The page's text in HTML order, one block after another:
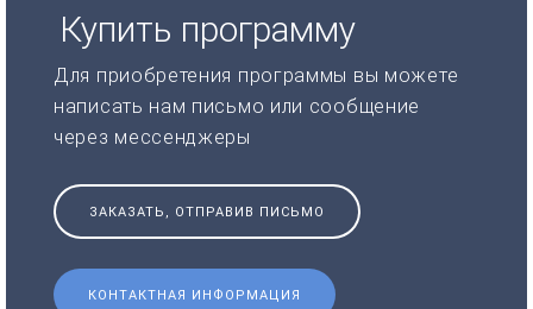
Купить программу
Для приобретения программы вы можете
написать нам письмо или сообщение
через мессенджеры
ЗАКАЗАТЬ, ОТПРАВИВ ПИСЬМО
КОНТАКТНАЯ ИНФОРМАЦИЯ